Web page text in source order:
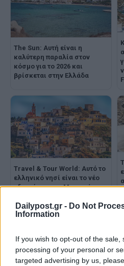
Dailypost.gr - Do Not
Information
If you wish to opt-out of the
processing of your personal or
targeted advertising by us,
The Sun: Αυτή είναι η
καλύτερη παραλία στον
κόσμο για το 2026 και
βρίσκεται στην Ελλάδα
Travel & Tour World: Αυτό το
ελληνικό νησί είναι το νέο
«διαμάντι» της Μεσογείου -